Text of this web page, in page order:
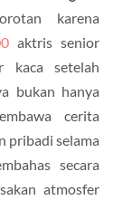
karena
aktris senior
kaca setelah
bukan hanya
cerita
pribadi selama
secara
atmosfer